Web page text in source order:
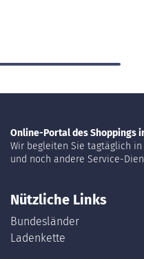
Online-Portal des Shoppings
Wir begleiten Sie tagtäglich
und noch andere Service-
Nützliche Links
Bundesländer
Ladenkette